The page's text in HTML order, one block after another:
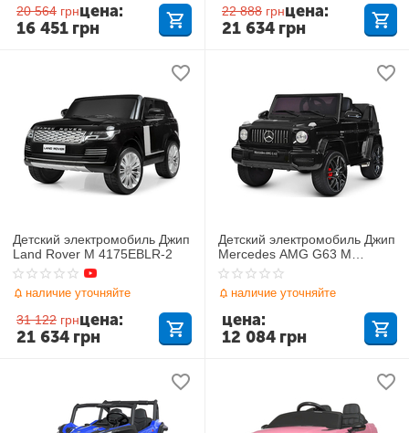
20 564 грн
16 451 грн
цена: 22 888 грн
21 634 грн
цена:
Детский электромобиль Джип
Land Rover M 4175EBLR-2
наличие уточняйте
31 122 грн
21 634 грн
цена:
Детский электромобиль Джип
Mercedes AMG G63 M
4280EBLR-2
наличие уточняйте
12 084 грн
цена: